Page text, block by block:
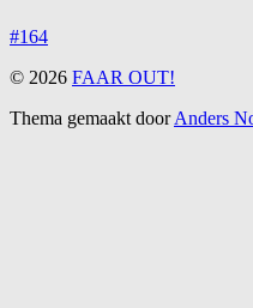
#164
© 2026 FAAR OUT!
Thema gemaakt doorAnders